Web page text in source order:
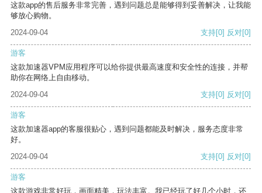
这款app的售后服务非常完善，遇到问题总是能够得到妥善解决，让我能
够放心购物。
2024-09-04
支持[0] 反对[0]
游客
这款加速器VPM应用程序可以给你提供最高速度和安全性的连接，并帮
助你在网络上自由移动。
2024-09-04
支持[0] 反对[0]
游客
这款加速器app的客服很贴心，遇到问题都能及时解决，服务态度非常
好。
2024-09-04
支持[0] 反对[0]
游客
这款游戏非常好玩，画面精美，玩法丰富。我已经玩了好几个小时，还